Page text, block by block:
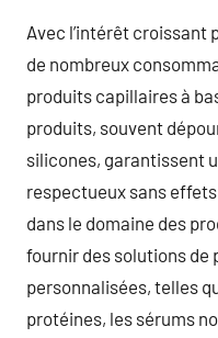
Avec l’intérêt croissant
de nombreux
produits capillaires à
produits, souvent
silicones, garantissent
respectueux sans
dans le domaine des
fournir des solutions de
personnalisées, telles
protéines, les sérums